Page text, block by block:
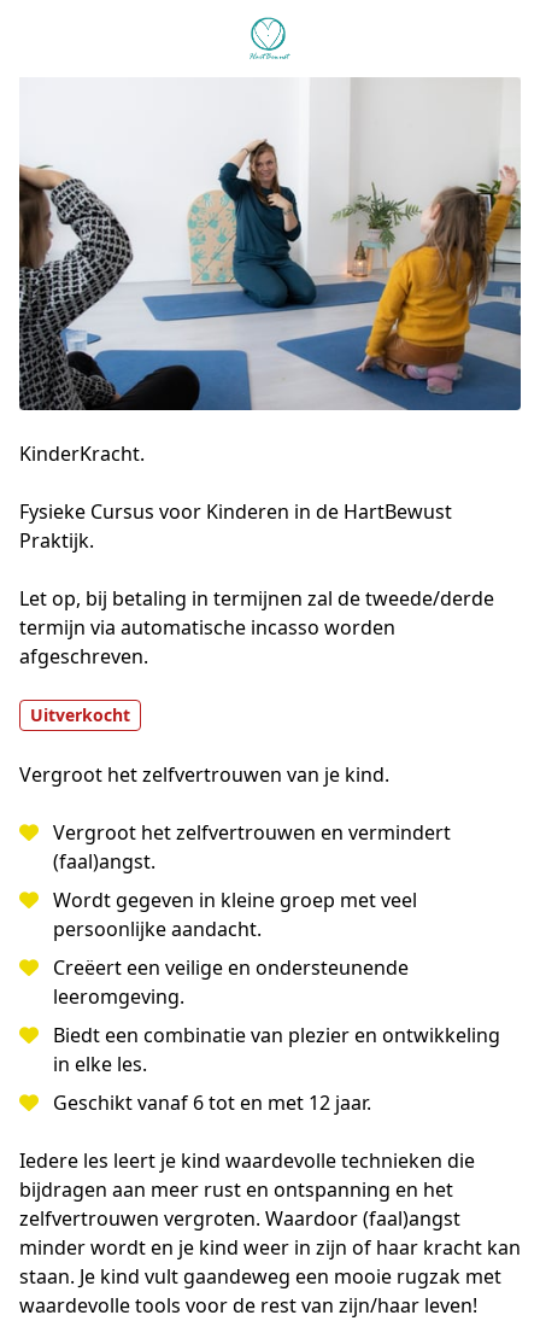
KinderKracht.
Fysieke Cursus voor Kinderen in de HartBewust
Praktijk.
Let op, bij betaling in termijnen zal de tweede/derde
termijn via automatische incasso worden
afgeschreven.
Uitverkocht
Vergroot het zelfvertrouwen van je kind.
Vergroot het zelfvertrouwen en vermindert
(faal)angst.
Wordt gegeven in kleine groep met veel
persoonlijke aandacht.
Creëert een veilige en ondersteunende
leeromgeving.
Biedt een combinatie van plezier en ontwikkeling
in elke les.
Geschikt vanaf 6 tot en met 12 jaar.
Iedere les leert je kind waardevolle technieken die
bijdragen aan meer rust en ontspanning en het
zelfvertrouwen vergroten. Waardoor (faal)angst
minder wordt en je kind weer in zijn of haar kracht kan
staan. Je kind vult gaandeweg een mooie rugzak met
waardevolle tools voor de rest van zijn/haar leven!